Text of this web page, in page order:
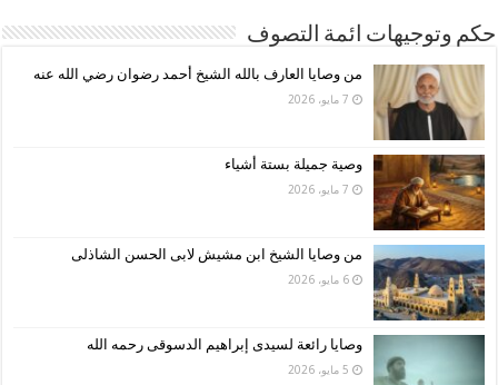
حكم وتوجيهات ائمة التصوف
من وصايا العارف بالله الشيخ أحمد رضوان رضي الله عنه
7 مايو، 2026
وصية جميلة بستة أشياء
7 مايو، 2026
من وصايا الشيخ ابن مشيش لابى الحسن الشاذلى
6 مايو، 2026
وصايا رائعة لسيدى إبراهيم الدسوقى رحمه الله
5 مايو، 2026